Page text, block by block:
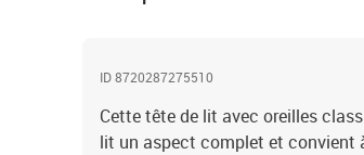
ID 8720287275510
Cette tête de lit avec oreilles
lit un aspect complet et convient